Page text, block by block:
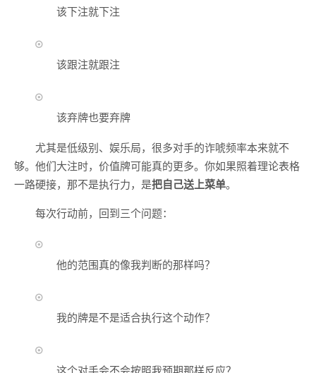
该下注就下注
该跟注就跟注
该弃牌也要弃牌
尤其是低级别、娱乐局，很多对手的诈唬频率本来就不
够。他们大注时，价值牌可能真的更多。你如果照着理论表格
一路硬接，那不是执行力，是把自己送上菜单。
每次行动前，回到三个问题：
他的范围真的像我判断的那样吗？
我的牌是不是适合执行这个动作？
这个对手会不会按照我预期那样反应？